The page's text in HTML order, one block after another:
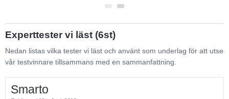
Experttester vi läst (6st)
Nedan listas vilka tester vi läst och använt som underlag för att utse
vår testvinnare tillsammans med en sammanfattning.
Smarto